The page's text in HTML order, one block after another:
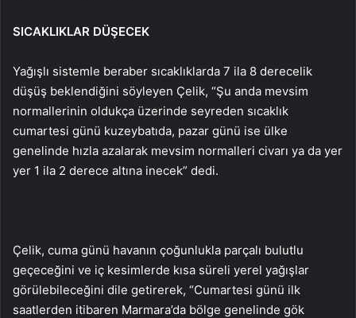
SICAKLIKLAR DÜŞECEK
Yağışlı sistemle beraber sıcaklıklarda 7 ila 8 derecelik
düşüş beklendiğini söyleyen Çelik, “Şu anda mevsim
normallerinin oldukça üzerinde seyreden sıcaklık
cumartesi günü kuzeybatıda, pazar günü ise ülke
genelinde hızla azalarak mevsim normalleri civarı ya da yer
yer 1 ila 2 derece altına inecek” dedi.
Çelik, cuma günü havanın çoğunlukla parçalı bulutlu
geçeceğini ve iç kesimlerde kısa süreli yerel yağışlar
görülebileceğini dile getirerek, “Cumartesi günü ilk
saatlerden itibaren Marmara’da bölge genelinde gök